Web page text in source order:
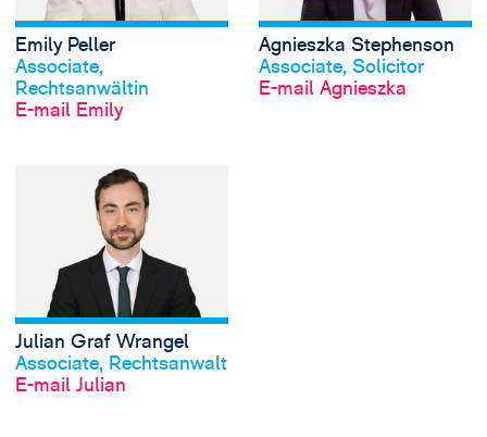
Emily Peller
Associate,
Rechtsanwältin
E-mail Emily
Profil anschauen
Agnieszka Stephenson
Associate, Solicitor
E-mail Agnieszka
Profil anschauen
Julian Graf Wrangel
Associate, Rechtsanwalt
E-mail Julian